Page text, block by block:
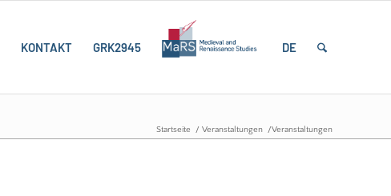
KONTAKT GRK2945 DE
Startseite / Veranstaltungen /Veranstaltungen